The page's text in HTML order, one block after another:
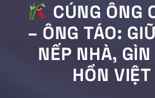
CÚNG ÔNG
– ÔNG TÁO:
NẾP NHÀ,
HỒN VIỆT